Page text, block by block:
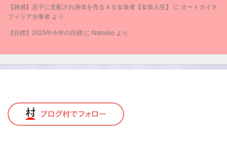
【雑感】息子に支配され身体を売るＡＧ女装者【女装人生】 に オートガイネ
フィリア当事者 より
【目標】2025年今年の目標 に Natsuko より